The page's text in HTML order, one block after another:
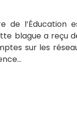
de l’Éducation
blague a reçu
sur les